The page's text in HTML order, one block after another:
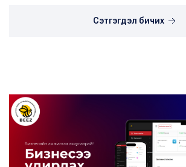
Сэтгэгдэл бичих